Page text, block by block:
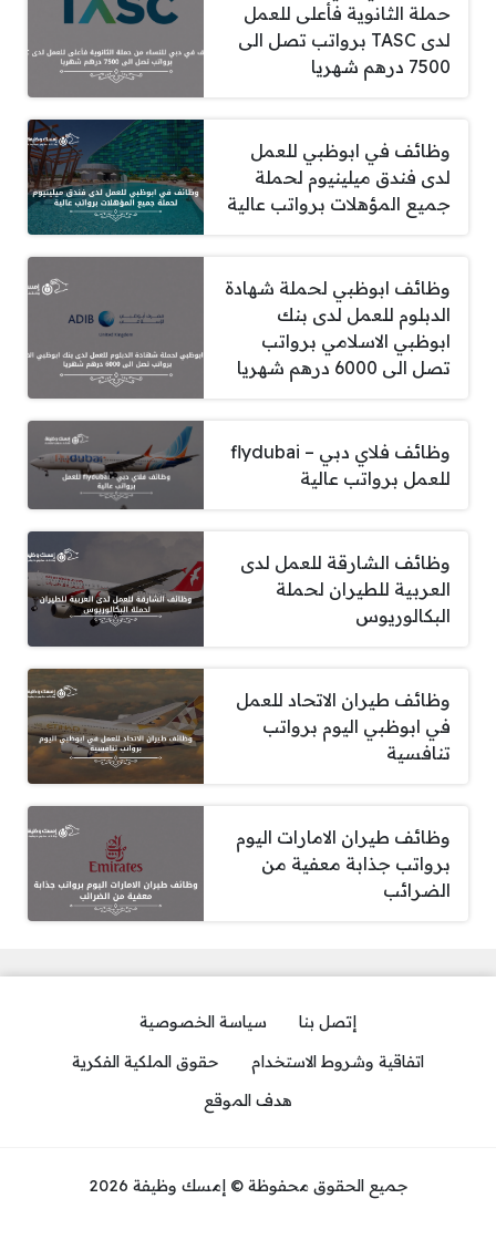
حملة الثانوية فأعلى للعمل
لدى TASC برواتب تصل الى
7500 درهم شهريا
وظائف في ابوظبي للعمل
لدى فندق ميلينيوم لحملة
جميع المؤهلات برواتب عالية
وظائف ابوظبي لحملة شهادة
الدبلوم للعمل لدى بنك
ابوظبي الاسلامي برواتب
تصل الى 6000 درهم شهريا
وظائف فلاي دبي – flydubai
للعمل برواتب عالية
وظائف الشارقة للعمل لدى
العربية للطيران لحملة
البكالوريوس
وظائف طيران الاتحاد للعمل
في ابوظبي اليوم برواتب
تنافسية
وظائف طيران الامارات اليوم
برواتب جذابة معفية من
الضرائب
إتصل بنا
سياسة الخصوصية
اتفاقية وشروط الاستخدام
حقوق الملكية الفكرية
هدف الموقع
جميع الحقوق محفوظة © إمسك وظيفة 2026